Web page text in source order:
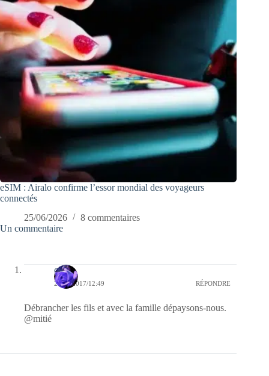
eSIM : Airalo confirme l’essor mondial des voyageurs
connectés
25/06/2026
8 commentaires
Un commentaire
covix
21/06/2017/12:49 RÉPONDRE
Débrancher les fils et avec la famille dépaysons-nous.
@mitié